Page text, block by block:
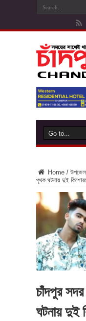
Home /
পৃথক ঘটনায় দুই
চাঁদপুর
ঘটনায় দুই